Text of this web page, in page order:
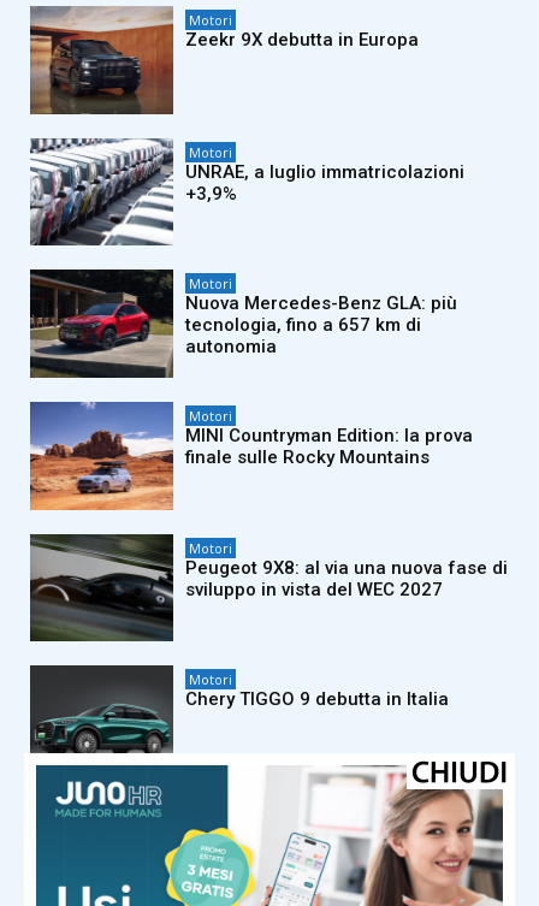
Motori
Zeekr 9X debutta in Europa
Motori
UNRAE, a luglio immatricolazioni
+3,9%
Motori
Nuova Mercedes-Benz GLA: più
tecnologia, fino a 657 km di
autonomia
Motori
MINI Countryman Edition: la prova
finale sulle Rocky Mountains
Motori
Peugeot 9X8: al via una nuova fase di
sviluppo in vista del WEC 2027
Motori
Chery TIGGO 9 debutta in Italia
FIAT Grande Panda protagonista del
Jova Summer Party 2026